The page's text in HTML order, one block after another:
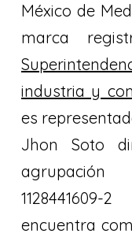
México de
marca
industria y
es
Jhon Soto
1128441609-2
encuentra